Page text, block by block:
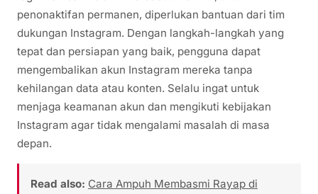
penonaktifan permanen, diperlukan bantuan dari tim
dukungan Instagram. Dengan langkah-langkah yang
tepat dan persiapan yang baik, pengguna dapat
mengembalikan akun Instagram mereka tanpa
kehilangan data atau konten. Selalu ingat untuk
menjaga keamanan akun dan mengikuti kebijakan
Instagram agar tidak mengalami masalah di masa
depan.
Read also: Cara Ampuh Membasmi Rayap di